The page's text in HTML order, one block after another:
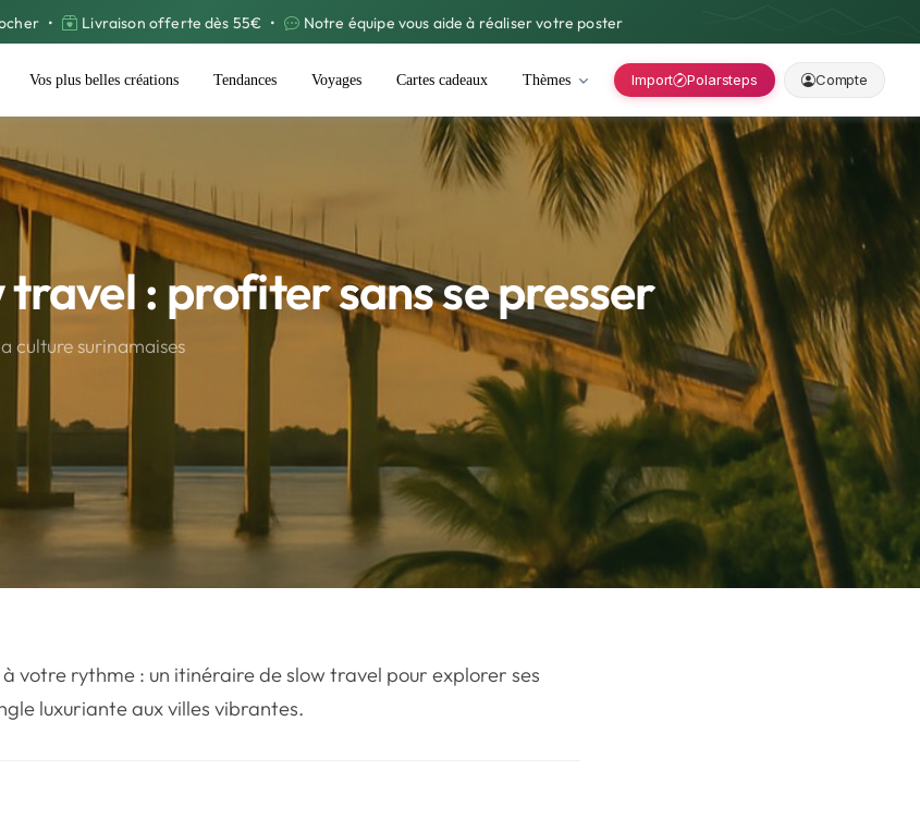
• Livraison offerte dès 55€ • Notre équipe vous aide à réaliser votre poster
Vos plus belles créations Tendances Voyages Cartes cadeaux Thèmes Import Polarsteps Compte
travel : profiter sans se presser
culture surinamaises
votre rythme : un itinéraire de slow travel pour explorer ses
luxuriante aux villes vibrantes.